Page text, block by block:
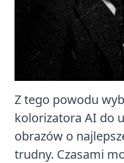
Z tego powodu
kolorizatora AI do
obrazów o
trudny. Czasami